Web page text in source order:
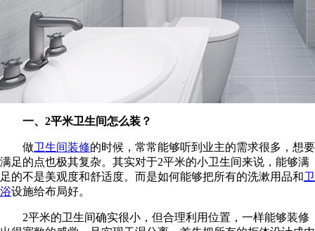
一、2平米卫生间怎么装？
做卫生间装修的时候，常常能够听到业主的需求很多，想要
满足的点也极其复杂。其实对于2平米的小卫生间来说，能够满
足的不是美观度和舒适度。而是如何能够把所有的洗漱用品和卫
浴设施给布局好。
2平米的卫生间确实很小，但合理利用位置，一样能够装修